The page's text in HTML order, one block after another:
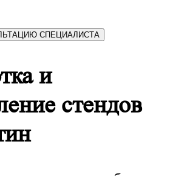
СПЕЦИАЛИСТА
и
стендов